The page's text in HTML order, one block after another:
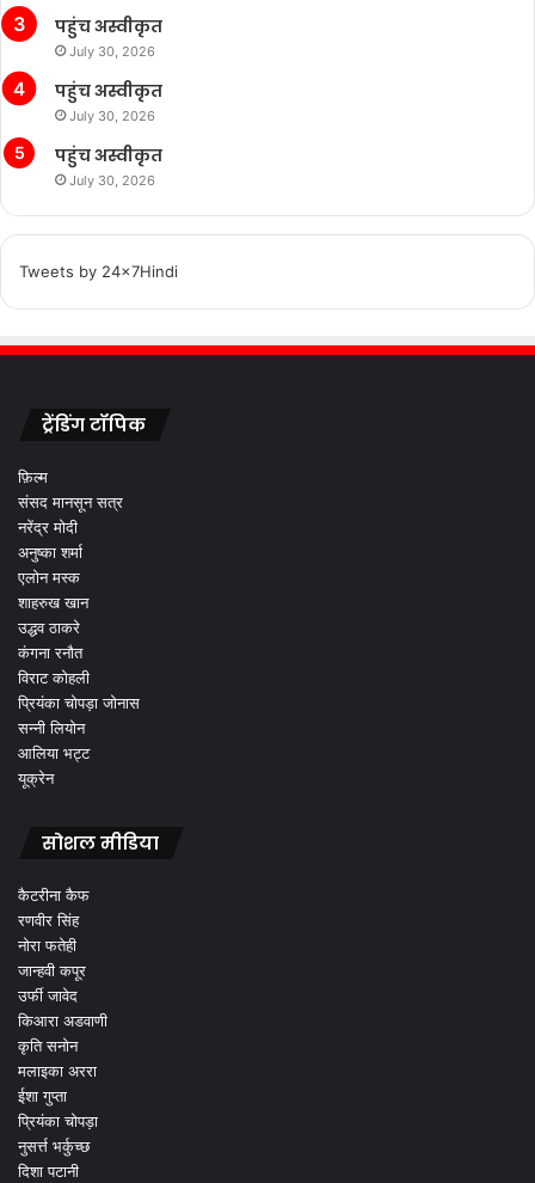
पहुंच अस्वीकृत
July 30, 2026
पहुंच अस्वीकृत
July 30, 2026
पहुंच अस्वीकृत
July 30, 2026
Tweets by 24x7Hindi
ट्रेंडिंग टॉपिक
फ़िल्म
संसद मानसून सत्र
नरेंद्र मोदी
अनुष्का शर्मा
एलोन मस्क
शाहरुख खान
उद्धव ठाकरे
कंगना रनौत
विराट कोहली
प्रियंका चोपड़ा जोनास
सन्नी लियोन
आलिया भट्ट
यूक्रेन
सोशल मीडिया
कैटरीना कैफ
रणवीर सिंह
नोरा फतेही
जान्हवी कपूर
उर्फी जावेद
किआरा अडवाणी
कृति सनोन
मलाइका अररा
ईशा गुप्ता
प्रियंका चोपड़ा
नुसर्त्त भर्कुच्छ
दिशा पटानी